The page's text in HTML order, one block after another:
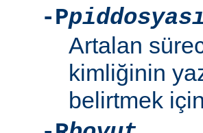
-P
Artalan
kimliğinin
belirtmek